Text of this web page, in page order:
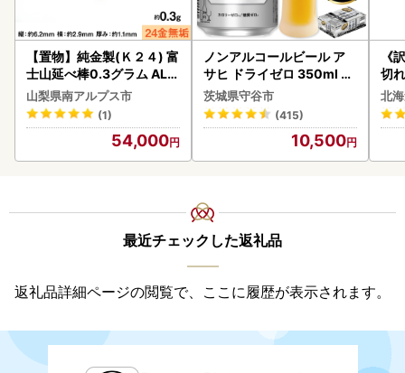
【置物】純金製(Ｋ２４) 富
士山延べ棒0.3グラム ALP
BK193
山梨県南アルプス市
(1)
54,000
ノンアルコールビール ア
サヒ ドライゼロ 350ml 24
本 ノンアル ビール asashi
守谷市
茨城県守谷市
(415)
10,500
《
切
0g
北
最近チェックした返礼品
返礼品詳細ページの閲覧で、ここに履歴が表示されます。